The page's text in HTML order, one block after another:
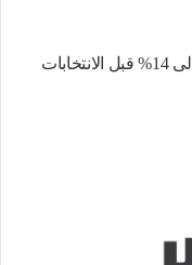
المركزي البرازيلي يخفض سعر الفائدة إلى 14% قبل الانتخابات